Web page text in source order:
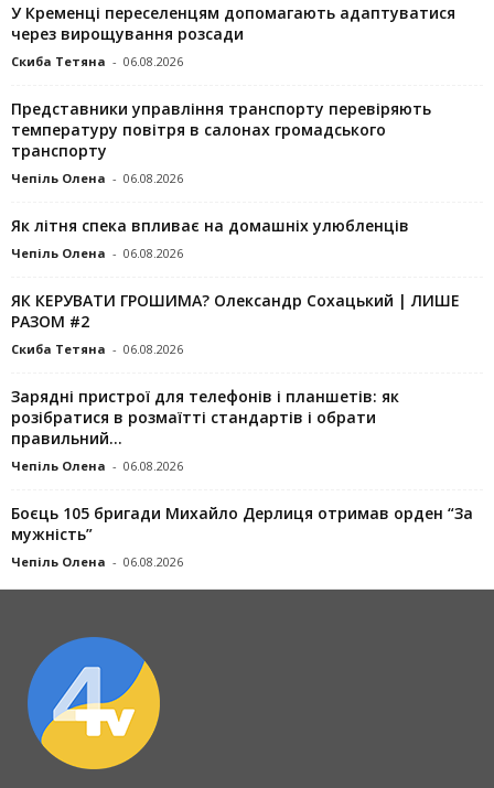
У Кременці переселенцям допомагають адаптуватися
через вирощування розсади
Скиба Тетяна - 06.08.2026
Представники управління транспорту перевіряють
температуру повітря в салонах громадського
транспорту
Чепіль Олена - 06.08.2026
Як літня спека впливає на домашніх улюбленців
Чепіль Олена - 06.08.2026
ЯК КЕРУВАТИ ГРОШИМА? Олександр Сохацький | ЛИШЕ
РАЗОМ #2
Скиба Тетяна - 06.08.2026
Зарядні пристрої для телефонів і планшетів: як
розібратися в розмаїтті стандартів і обрати
правильний...
Чепіль Олена - 06.08.2026
Боєць 105 бригади Михайло Дерлиця отримав орден “За
мужність”
Чепіль Олена - 06.08.2026